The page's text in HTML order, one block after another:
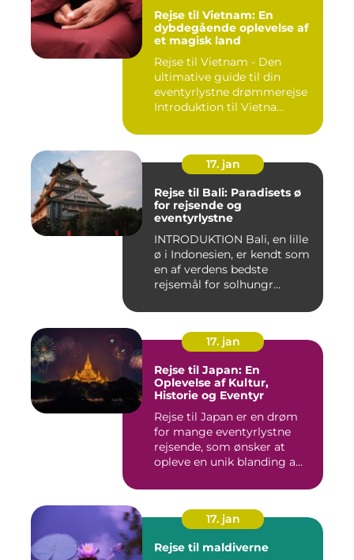
Rejse til Vietnam: En
dybdegående oplevelse af
et magisk land
Rejse til Vietnam - Den
ultimative guide til din
eventyrlystne drømmerejse
Introduktion til Vietna...
17. jan
Rejse til Bali: Paradisets ø
for rejsende og
eventyrlystne
INTRODUKTION Bali, en lille
ø i Indonesien, er kendt som
en af verdens bedste
rejsemål for solhungr...
17. jan
Rejse til Japan: En
Oplevelse af Kultur,
Historie og Eventyr
Rejse til Japan er en drøm
for mange eventyrlystne
rejsende, som ønsker at
opleve en unik blanding a...
17. jan
Rejse til maldiverne